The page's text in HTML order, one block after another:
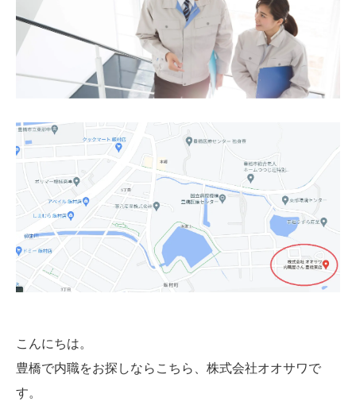
こんにちは。
豊橋で内職をお探しならこちら、株式会社オオサワで
す。